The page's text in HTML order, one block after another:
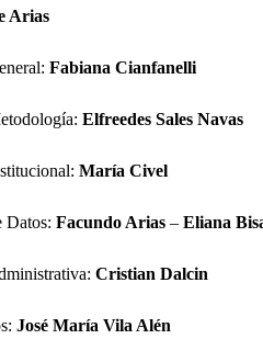
Arias
Fabiana Cianfanelli
Elfreedes Sales Navas
María Civel
Datos: Facundo Arias – Eliana
Cristian Dalcin
José María Vila Alén